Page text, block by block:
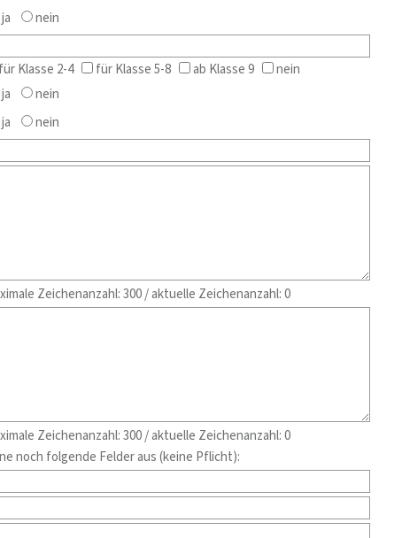
nein
Klasse 2-4 für Klasse 5-8 ab Klasse 9
nein
nein
nein
Zeichenanzahl: 300 / aktuelle Zeichenanzahl:0
Zeichenanzahl: 300 / aktuelle Zeichenanzahl:0
noch folgende Felder aus (keine Pflicht):